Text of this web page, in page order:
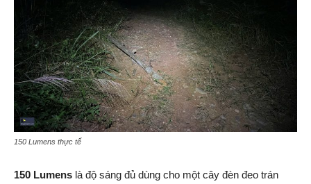
150 Lumens thực tế
150 Lumens là độ sáng đủ dùng cho một cây đèn đeo trán